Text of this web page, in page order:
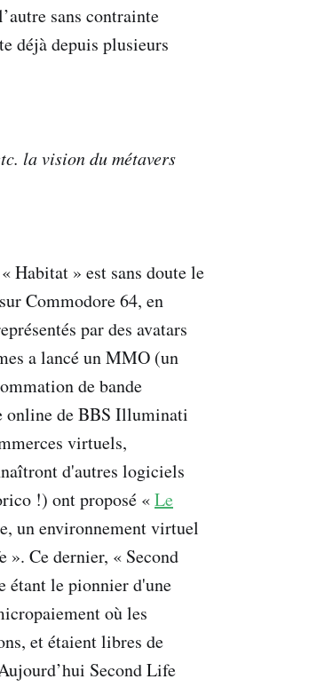
sans contrainte
déjà depuis plusieurs
la vision du métavers
Habitat » est sans doute le
Commodore 64, en
par des avatars
a lancé un MMO (un
de bande
online de BBS Illuminati
virtuels,
d'autres logiciels
!) ont proposé «Le
un environnement virtuel
». Ce dernier, « Second
étant le pionnier d'une
où les
et étaient libres de
Second Life